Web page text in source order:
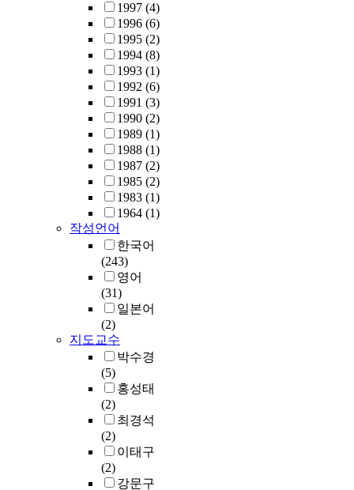
1997 (4)
1996 (6)
1995 (2)
1994 (8)
1993 (1)
1992 (6)
1991 (3)
1990 (2)
1989 (1)
1988 (1)
1987 (2)
1985 (2)
1983 (1)
1964 (1)
작성언어
한국어
(243)
영어
(31)
일본어
(2)
지도교수
박수경
(5)
홍성태
(2)
최경석
(2)
이태구
(2)
강문구